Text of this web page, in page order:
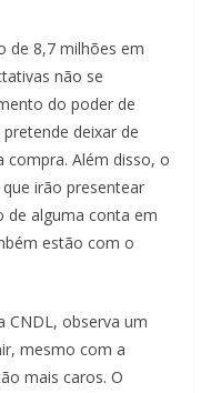
de 8,7 milhões em
não se
do poder de
deixar de
compra. Além disso, o
irão presentear
de alguma conta em
estão com o
CNDL, observa um
mesmo com a
mais caros. O